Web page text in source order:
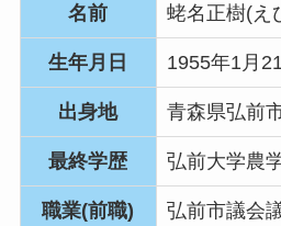
名前 蛯名正樹(え
生年月日 1955年1月
出身地 青森県弘前
最終学歴 弘前大学農
職業(前職) 弘前市議会